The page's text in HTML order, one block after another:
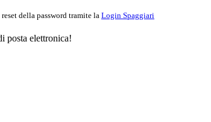
della password tramite la Login Spaggiari
posta elettronica!